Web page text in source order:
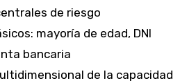
de riesgo
mayoría de edad, DNI
bancaria
de la capacidad